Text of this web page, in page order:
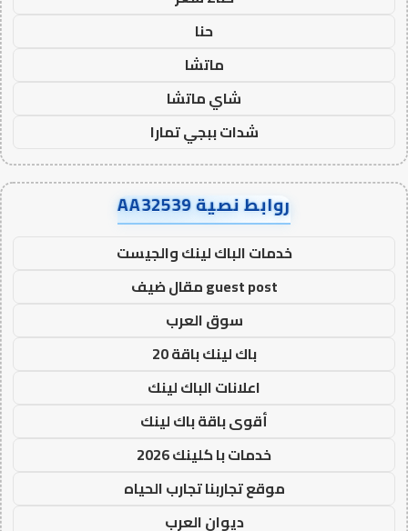
حنا
ماتشا
شاي ماتشا
شدات ببجي تمارا
روابط نصية AA32539
خدمات الباك لينك والجيست
guest post مقال ضيف
سوق العرب
باك لينك باقة 20
اعلانات الباك لينك
أقوى باقة باك لينك
خدمات با كلينك 2026
موقع تجاربنا تجارب الحياه
ديوان العرب